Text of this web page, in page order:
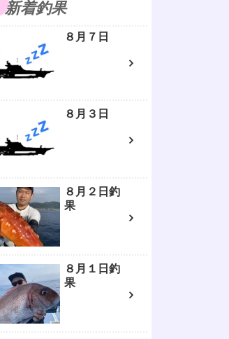
新着釣果
８月７日
８月３日
８月２日釣
果
８月１日釣
果